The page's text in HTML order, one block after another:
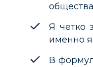
Я четко
именно я
В